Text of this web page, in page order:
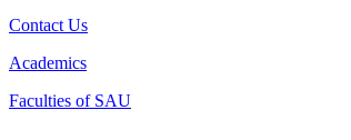
Contact Us
Academics
Faculties of SAU